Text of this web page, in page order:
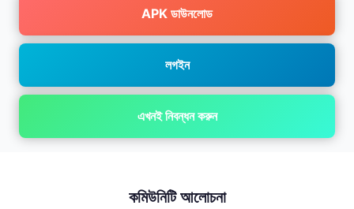
APK ডাউনলোড
লগইন
এখনই নিবন্ধন করুন
কমিউনিটি আলোচনা